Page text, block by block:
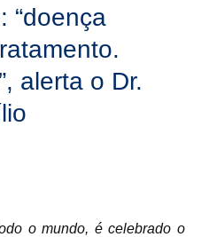
“doença
alerta o Dr.
o mundo, é celebrado o